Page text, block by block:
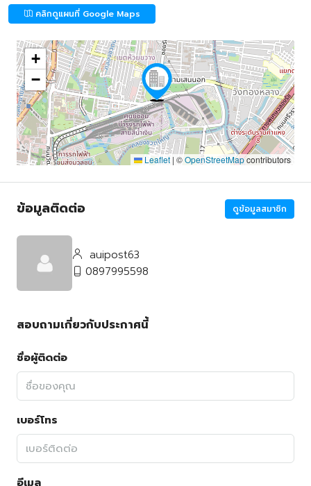
คลิกดูแผนที่ Google Maps
+
−
Leaflet | ©OpenStreetMapcontributors
ข้อมูลติดต่อ ดูข้อมูลสมาชิก
auipost63
0897995598
สอบถามเกี่ยวกับประกาศนี้
ชื่อผู้ติดต่อ
เบอร์โทร
อีเมล